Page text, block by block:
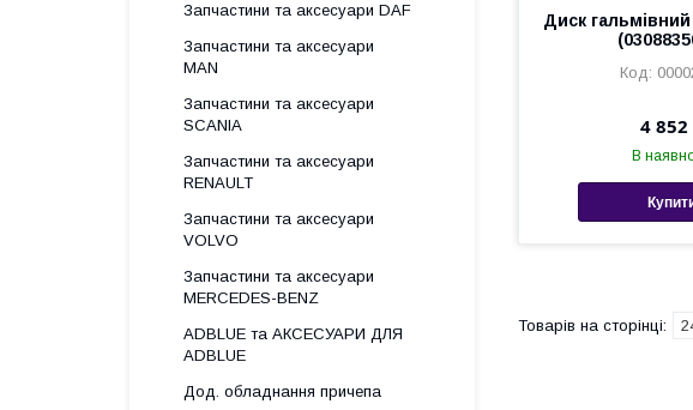
Диск
4 852
В
Запчастини та аксесуари DAF
Запчастини та аксесуари
MAN
Запчастини та аксесуари
SCANIA
Запчастини та аксесуари
RENAULT
Запчастини та аксесуари
VOLVO
Запчастини та аксесуари
MERCEDES-BENZ
ADBLUE та АКСЕСУАРИ ДЛЯ
ADBLUE
Дод. обладнання причепа